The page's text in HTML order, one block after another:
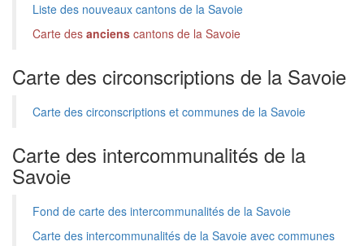
Liste des nouveaux cantons de la Savoie
Carte des anciens cantons de la Savoie
Carte des circonscriptions de la Savoie
Carte des circonscriptions et communes de la Savoie
Carte des intercommunalités de la
Savoie
Fond de carte des intercommunalités de la Savoie
Carte des intercommunalités de la Savoie avec communes